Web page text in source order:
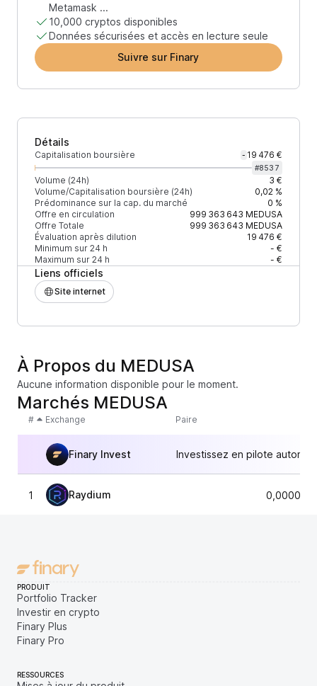
Metamask ...
10,000 cryptos disponibles
Données sécurisées et accès en lecture seule
Suivre sur Finary
Détails
Capitalisation boursière - 19 476 €
#8537
Volume (24h)
3 €
Volume/Capitalisation boursière (24h)
0,02 %
Prédominance sur la cap. du marché
0 %
Offre en circulation
999 363 643 MEDUSA
Offre Totale
999 363 643 MEDUSA
Évaluation après dilution
19 476 €
Minimum sur 24 h
- €
Maximum sur 24 h
- €
Liens officiels
Site internet
À Propos du MEDUSA
Aucune information disponible pour le moment.
Marchés MEDUSA
# Exchange Paire
Finary Invest Investissez en pilote
1 Raydium
PRODUIT
Portfolio Tracker
Investir en crypto
Finary Plus
Finary Pro
RESSOURCES